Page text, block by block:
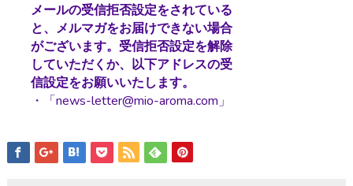
メールの受信拒否設定をされている
と、メルマガをお届けできない場合
がございます。受信拒否設定を解除
していただくか、以下アドレスの受
信設定をお願いいたします。
・「news-letter@mio-aroma.com」